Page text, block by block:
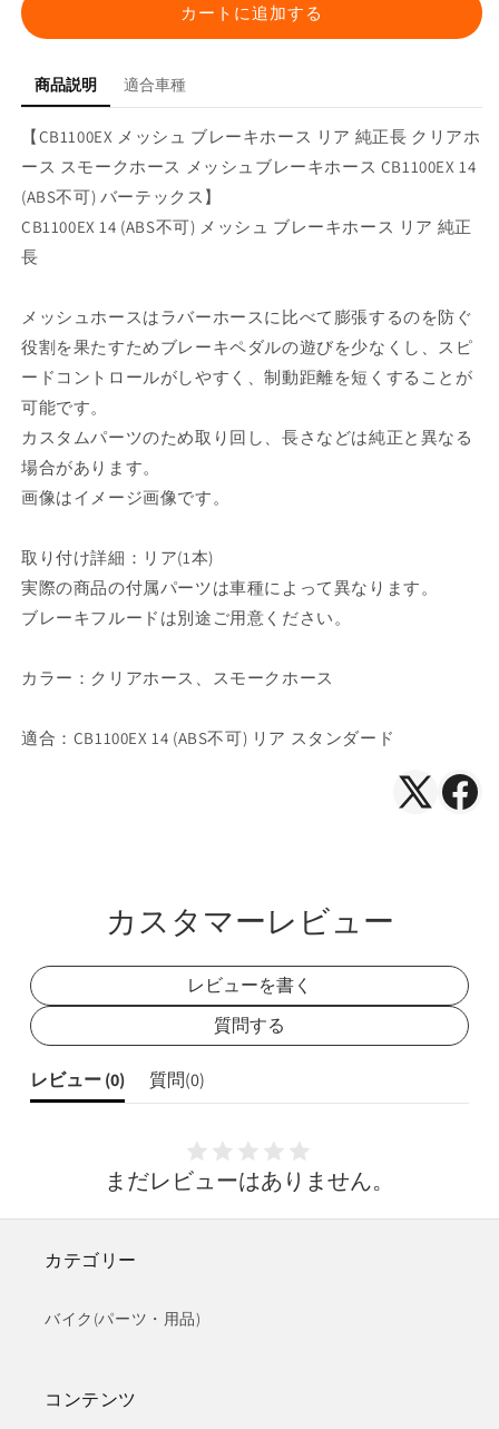
レ
キ
ー
ス
の
数
ら
す
レ
キ
ー
ス
の
数
や
す
カートに追加する
商品説明 適合車種
【CB1100EX メッシュ ブレーキホース リア 純正長 クリアホ
ース スモークホース メッシュブレーキホース CB1100EX 14
(ABS不可) バーテックス】
CB1100EX 14 (ABS不可) メッシュ ブレーキホース リア 純正
長
メッシュホースはラバーホースに比べて膨張するのを防ぐ
役割を果たすためブレーキペダルの遊びを少なくし、スピ
ードコントロールがしやすく、制動距離を短くすることが
可能です。
カスタムパーツのため取り回し、長さなどは純正と異なる
場合があります。
画像はイメージ画像です。
取り付け詳細：リア(1本)
実際の商品の付属パーツは車種によって異なります。
ブレーキフルードは別途ご用意ください。
カラー：クリアホース、スモークホース
適合：CB1100EX 14 (ABS不可) リア スタンダード
X（Twitter
カスタマーレビュー
レビューを書く
質問する
レビュー (0) 質問(0)
まだレビューはありません。
カテゴリー
バイク(パーツ・用品)
コンテンツ